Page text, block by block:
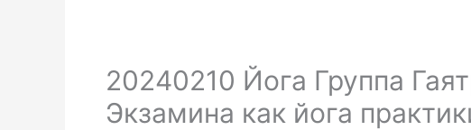
20240210 Йога Группа
Экзамина как йога